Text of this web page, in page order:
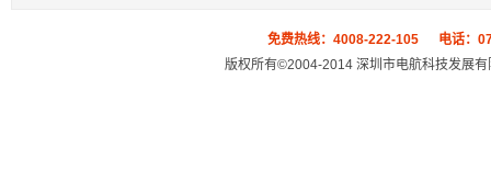
免费热线：4008-222-105 电话：
版权所有©2004-2014 深圳市电航科技发展